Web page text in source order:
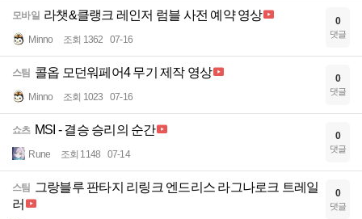
모바일 라챗&클랭크 레인저 럼블 사전 예약 영상
Minno 조회 1362 07-16
0
댓글
스팀 콜옵 모던워페어4 무기 제작 영상
Minno 조회 1023 07-16
0
댓글
쇼츠 MSI - 결승 승리의 순간
Rune 조회 1148 07-14
0
댓글
스팀
그랑블루 판타지 리링크 엔드리스 라그나로크 트레일
러
0
댓글